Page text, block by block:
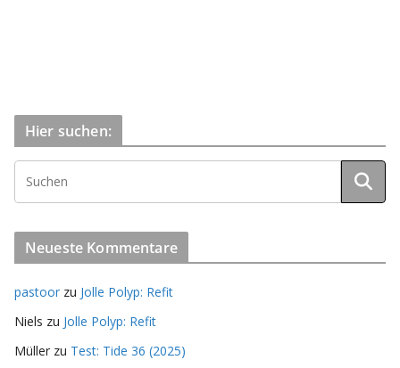
Hier suchen:
Neueste Kommentare
pastoor zu Jolle Polyp: Refit
Niels zu Jolle Polyp: Refit
Müller zu Test: Tide 36 (2025)